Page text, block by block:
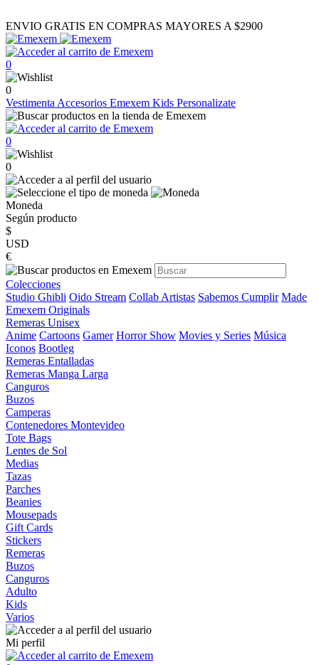
ENVIO GRATIS EN COMPRAS MAYORES A $2900
0
0
Vestimenta Accesorios Emexem Kids Personalizate
0
0
Moneda
Según producto
$
USD
€
Colecciones
Studio Ghibli Oido Stream Collab Artistas Sabemos Cumplir Made
Emexem Originals
Remeras Unisex
Anime Cartoons Gamer Horror Show Movies y Series Música
Iconos Bootleg
Remeras Entalladas
Remeras Manga Larga
Canguros
Buzos
Camperas
Contenedores Montevideo
Tote Bags
Lentes de Sol
Medias
Tazas
Parches
Beanies
Mousepads
Gift Cards
Stickers
Remeras
Buzos
Canguros
Adulto
Kids
Varios
Mi perfil